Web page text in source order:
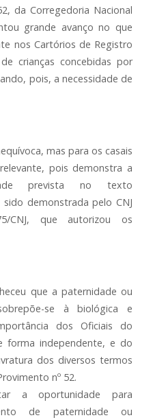
da Corregedoria Nacional
grande avanço no que
nos Cartórios de Registro
crianças concebidas por
pois, a necessidade de
mas para os casais
pois demonstra a
prevista no texto
demonstrada pelo CNJ
CNJ, que autorizou os
que a paternidade ou
se à biológica e
dos Oficiais do
forma independente, e do
dos diversos termos
nº 52.
a oportunidade para
de paternidade ou